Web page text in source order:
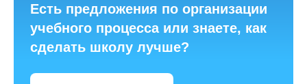
Есть предложения по организации
учебного процесса или знаете, как
сделать школу лучше?